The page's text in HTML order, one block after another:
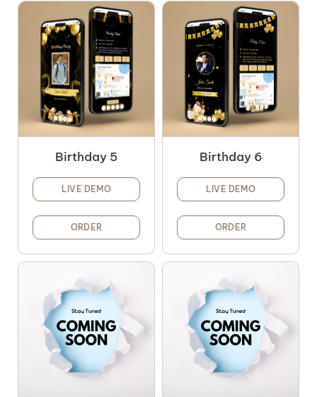
Birthday 5
LIVE DEMO
ORDER
Birthday 6
LIVE DEMO
ORDER